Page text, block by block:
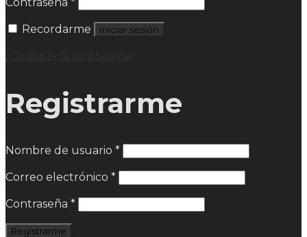
Contraseña *
Recordarme Iniciar sesión
Registrarme
Nombre de usuario *
Correo electrónico *
Contraseña *
Registrarme